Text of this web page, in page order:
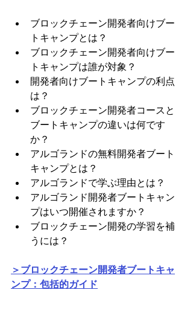
ブロックチェーン開発者向けブー
トキャンプとは？
‍ブロックチェーン開発者向けブー
トキャンプは誰が対象？
開発者向けブートキャンプの利点
は？
ブロックチェーン開発者コースと
ブートキャンプの違いは何です
か？
アルゴランドの無料開発者ブート
キャンプとは？
アルゴランドで学ぶ理由とは？
アルゴランド開発者ブートキャン
プはいつ開催されますか？
‍ブロックチェーン開発の学習を補
うには？
＞ブロックチェーン開発者ブートキャ
ンプ：包括的ガイド